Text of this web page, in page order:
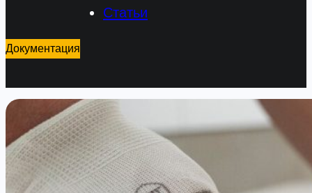
Статьи
Документация